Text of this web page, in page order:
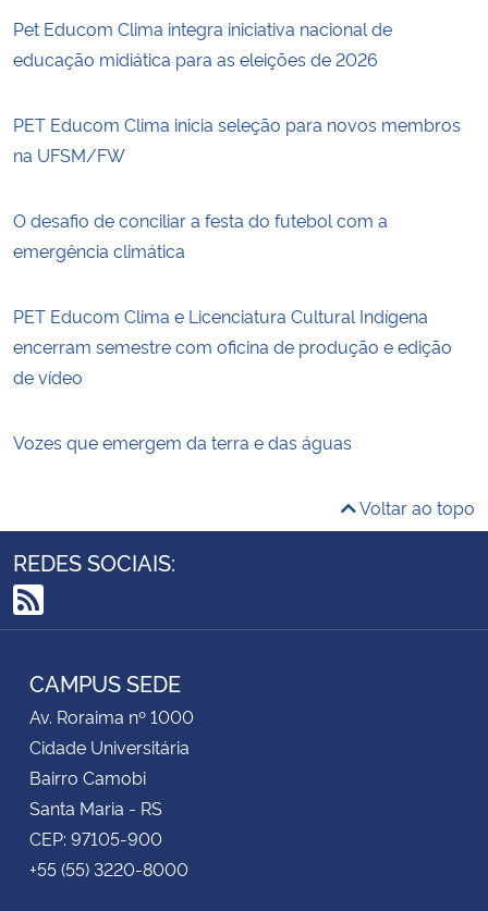
Pet Educom Clima integra iniciativa nacional de
educação midiática para as eleições de 2026
PET Educom Clima inicia seleção para novos membros
na UFSM/FW
O desafio de conciliar a festa do futebol com a
emergência climática
PET Educom Clima e Licenciatura Cultural Indígena
encerram semestre com oficina de produção e edição
de vídeo
Vozes que emergem da terra e das águas
Voltar ao topo
REDES SOCIAIS:
RSS
CAMPUS SEDE
Av. Roraima nº 1000
Cidade Universitária
Bairro Camobi
Santa Maria - RS
CEP: 97105-900
+55 (55) 3220-8000